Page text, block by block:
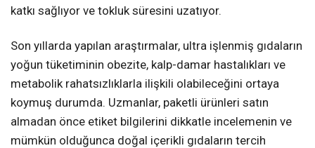
katkı sağlıyor ve tokluk süresini uzatıyor.
Son yıllarda yapılan araştırmalar, ultra işlenmiş gıdaların
yoğun tüketiminin obezite, kalp-damar hastalıkları ve
metabolik rahatsızlıklarla ilişkili olabileceğini ortaya
koymuş durumda. Uzmanlar, paketli ürünleri satın
almadan önce etiket bilgilerini dikkatle incelemenin ve
mümkün olduğunca doğal içerikli gıdaların tercih